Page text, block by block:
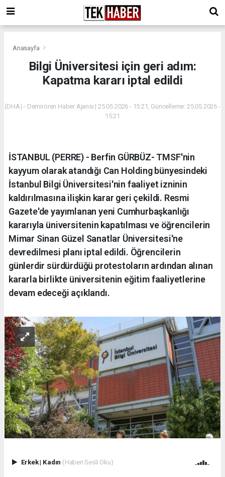
Anasayfa
Bilgi Üniversitesi için geri adım:
Kapatma kararı iptal edildi
(DHA) - Demirören Haber Ajansı | 25.05.2026 - 15:21, Güncelleme: 25.05.2026 -
15:21
İSTANBUL (PERRE) - Berfin GÜRBÜZ- TMSF'nin
kayyum olarak atandığı Can Holding bünyesindeki
İstanbul Bilgi Üniversitesi'nin faaliyet izninin
kaldırılmasına ilişkin karar geri çekildi. Resmi
Gazete'de yayımlanan yeni Cumhurbaşkanlığı
kararıyla üniversitenin kapatılması ve öğrencilerin
Mimar Sinan Güzel Sanatlar Üniversitesi'ne
devredilmesi planı iptal edildi. Öğrencilerin
günlerdir sürdürdüğü protestoların ardından alınan
kararla birlikte üniversitenin eğitim faaliyetlerine
devam edeceği açıklandı.
Erkek| Kadın (Haberi Sesli Oku)